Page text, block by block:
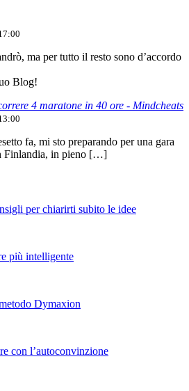
ma per tutto il resto sono d’accordo
Blog!
4 maratone in 40 ore - Mindcheats
fa, mi sto preparando per una gara
Finlandia, in pieno […]
per chiarirti subito le idee
più intelligente
Dymaxion
con l’autoconvinzione